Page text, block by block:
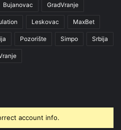
Bujanovac GradVranje
Leskovac MaxBet
Pozorište Simpo Srbija
account info.